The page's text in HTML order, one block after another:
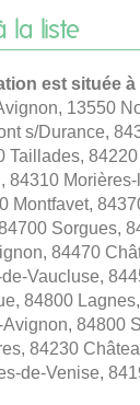
la liste
est située
13550
s/Durance,
Taillades,
84310
Montfavet,
Sorgues,
84470
Vaucluse,
84800
84800
84230
de-Venise,